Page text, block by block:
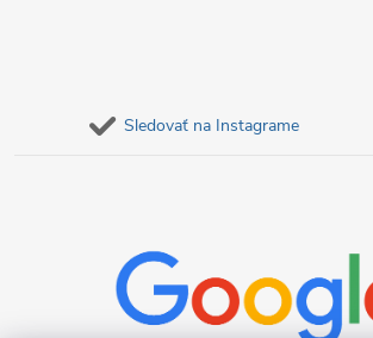
Sledovať na Instagrame